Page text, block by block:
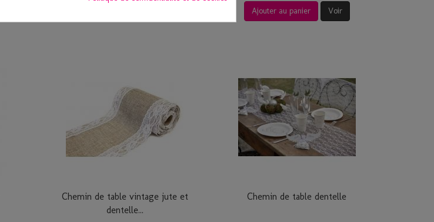
Ajouter au panier Voir
Chemin de table vintage jute et
dentelle...
Chemin de table dentelle